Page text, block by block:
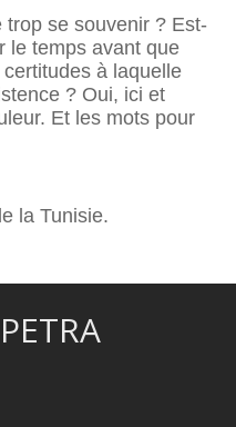
trop se souvenir ? Est-
le temps avant que
à laquelle
? Oui, ici et
Et les mots pour
la Tunisie.